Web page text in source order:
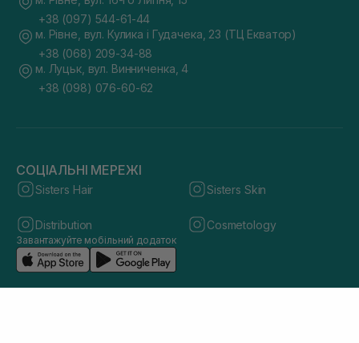
+38 (097) 544-61-44
м. Рівне, вул. Кулика і Гудачека, 23 (ТЦ Екватор)
+38 (068) 209-34-88
м. Луцьк, вул. Винниченка, 4
+38 (098) 076-60-62
СОЦІАЛЬНІ МЕРЕЖІ
Sisters Hair Sisters Skin
Distribution Cosmetology
Завантажуйте мобільний додаток